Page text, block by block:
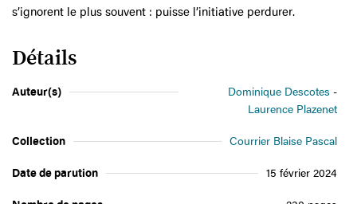
s’ignorent le plus souvent : puisse l’initiative perdurer.
Détails
Auteur(s)
Dominique Descotes
Laurence Plazenet
Collection Courrier Blaise Pascal
Date de parution 15 février 2024